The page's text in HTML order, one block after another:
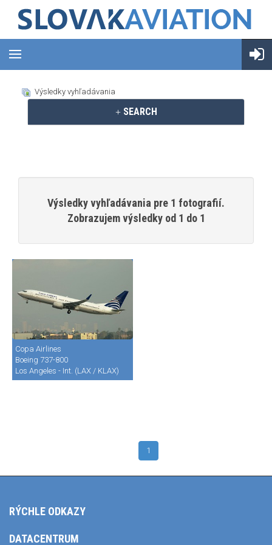
Výsledky vyhľadávania
SEARCH
Výsledky vyhľadávania pre 1 fotografií.
Zobrazujem výsledky od 1 do 1
Copa Airlines
Boeing 737-800
Los Angeles - Int. (LAX / KLAX)
1
RÝCHLE ODKAZY
DATACENTRUM